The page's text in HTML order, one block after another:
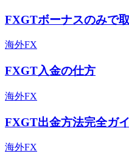
FXGTボーナスのみで
海外FX
FXGT入金の仕方
海外FX
FXGT出金方法完全ガ
海外FX